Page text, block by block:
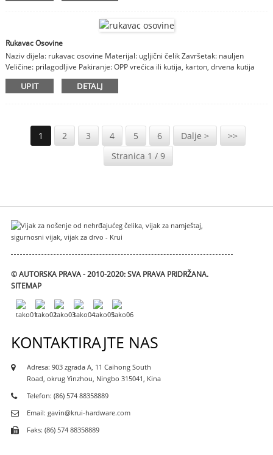
Rukavac Osovine
Naziv dijela: rukavac osovine Materijal: ugljični čelik Završetak: nauljen
Veličine: prilagodljive Pakiranje: OPP vrećica ili kutija, karton, drvena kutija
Napomene: materijal, završna obrada, veličine su prilagodljive
UPIT DETALJ
1 2 3 4 5 6 Dalje >
>>
Stranica 1 / 9
© AUTORSKA PRAVA - 2010-2020: SVA PRAVA PRIDRŽANA.
SITEMAP
KONTAKTIRAJTE NAS
Adresa: 903 zgrada A, 11 Caihong South
Road, okrug Yinzhou, Ningbo 315041, Kina
Telefon: (86) 574 88358889
Email: gavin@krui-hardware.com
Faks: (86) 574 88358889